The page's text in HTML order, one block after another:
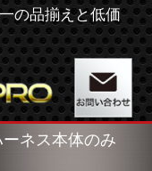
の品揃えと低価
ーネス本体のみ